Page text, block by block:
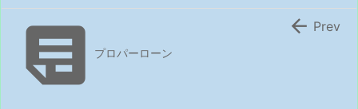
プロパーローン
 Prev